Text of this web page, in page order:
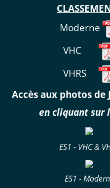
Moderne
VHC
VHRS
Accès aux photos
en cliquant sur
ES1 - VHC &
ES1 -